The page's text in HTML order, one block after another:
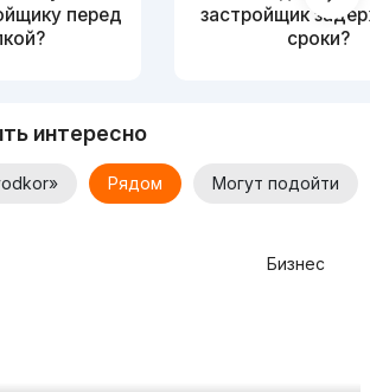
4 квартал 2024 год
перед
застройщик
сроки?
интересно
Рядом Могут подойти
Бизнес